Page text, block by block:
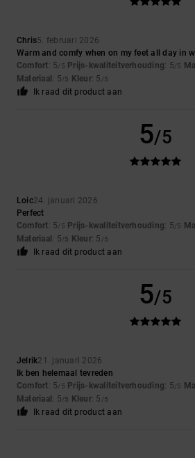
Chris5. februari 2026
Warm and comfy when on my feet all day in
Comfort: 5/5 Prijs-kwaliteitverhouding: 5/5
Materiaal : 5/5 Kleur: 5 /5
Ik raad dit product aan
5/5
Loic24. januari 2026
Perfect
Comfort: 5/5 Prijs-kwaliteitverhouding: 5/5
Materiaal : 5/5 Kleur: 5 /5
Ik raad dit product aan
5/5
Jelrik21. januari 2026
Ik ben helemaal tevreden
Comfort: 5/5 Prijs-kwaliteitverhouding: 5/5
Materiaal : 5/5 Kleur: 5 /5
Ik raad dit product aan